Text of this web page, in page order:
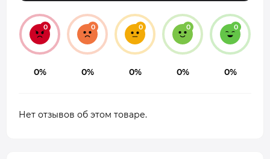
0
0%
0
0%
0
0%
0
0%
0
0%
Нет отзывов об этом товаре.